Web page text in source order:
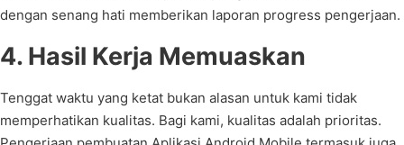
dengan senang hati memberikan laporan progress pengerjaan.
4. Hasil Kerja Memuaskan
Tenggat waktu yang ketat bukan alasan untuk kami tidak
memperhatikan kualitas. Bagi kami, kualitas adalah prioritas.